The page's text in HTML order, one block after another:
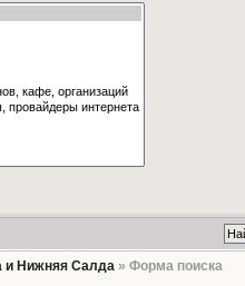
и Нижняя Салда» Форма поиска